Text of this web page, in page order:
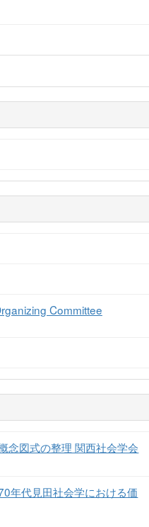
Committee
念図式の整理 関西社会学会
年代見田社会学における価